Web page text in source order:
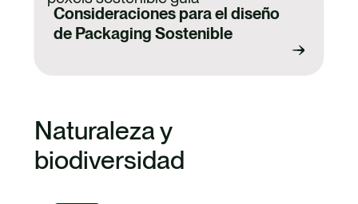
Consideraciones para el diseño
de Packaging Sostenible
Naturaleza y
biodiversidad